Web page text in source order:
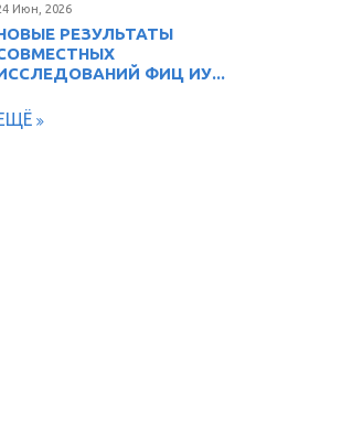
Июн, 2026
РЕЗУЛЬТАТЫ
ФИЦ ИУ...